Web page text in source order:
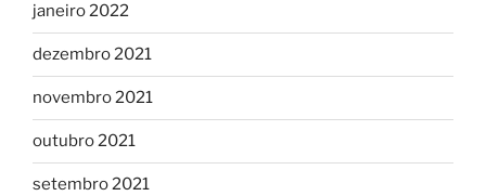
janeiro 2022
dezembro 2021
novembro 2021
outubro 2021
setembro 2021